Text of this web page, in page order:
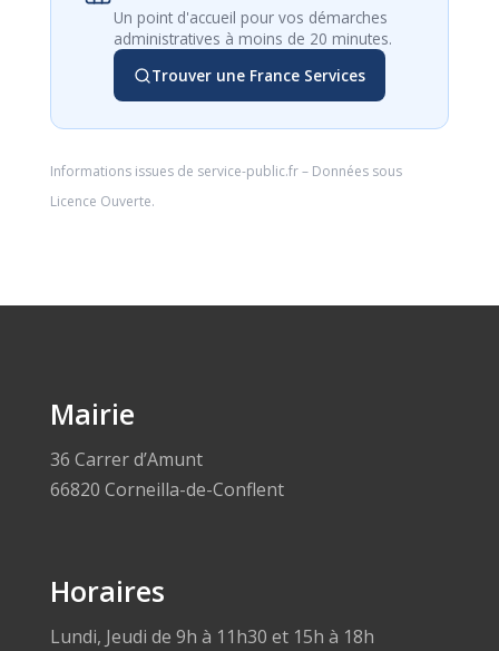
Un point d'accueil pour vos démarches
administratives à moins de 20 minutes.
Trouver une France Services
Informations issues de service-public.fr– Données sous
Licence Ouverte.
Mairie
36 Carrer d’Amunt
66820 Corneilla-de-Conflent
Horaires
Lundi, Jeudi de 9h à 11h30 et 15h à 18h